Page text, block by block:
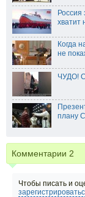
Россия
хватит
Когда
не
ЧУДО!
плану
Комментарии 2
Чтобы писать и